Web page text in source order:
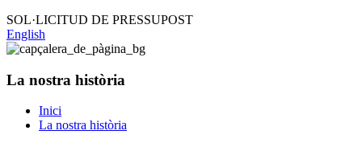
SOL·LICITUD DE PRESSUPOST
English
La nostra història
Inici
La nostra història